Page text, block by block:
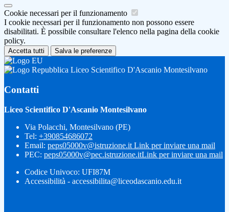
Cookie necessari per il funzionamento
I cookie necessari per il funzionamento non possono essere
disabilitati. È possibile consultare l'elenco nella pagina della cookie
policy.
Accetta tutti Salva le preferenze
Liceo Scientifico D'Ascanio Montesilvano
Contatti
Liceo Scientifico D'Ascanio Montesilvano
Via Polacchi, Montesilvano (PE)
Tel: +390854686072
Email: peps05000v@istruzione.it Link per inviare una mail
PEC: peps05000v@pec.istruzione.itLink per inviare una mail
Codice Univoco: UFI87M
Accessibilità - accessibilita@liceodascanio.edu.it